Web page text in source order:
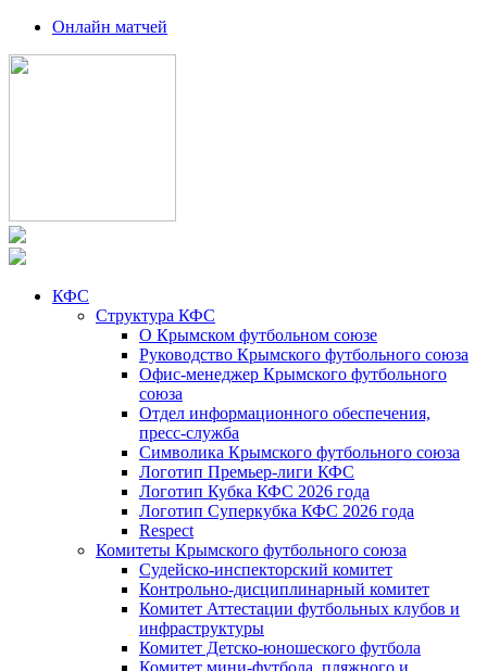
Онлайн матчей
КФС
Структура КФС
О Крымском футбольном союзе
Руководство Крымского футбольного союза
Офис-менеджер Крымского футбольного
союза
Отдел информационного обеспечения,
пресс-служба
Символика Крымского футбольного союза
Логотип Премьер-лиги КФС
Логотип Кубка КФС 2026 года
Логотип Суперкубка КФС 2026 года
Respect
Комитеты Крымского футбольного союза
Судейско-инспекторский комитет
Контрольно-дисциплинарный комитет
Комитет Аттестации футбольных клубов и
инфраструктуры
Комитет Детско-юношеского футбола
Комитет мини-футбола, пляжного и